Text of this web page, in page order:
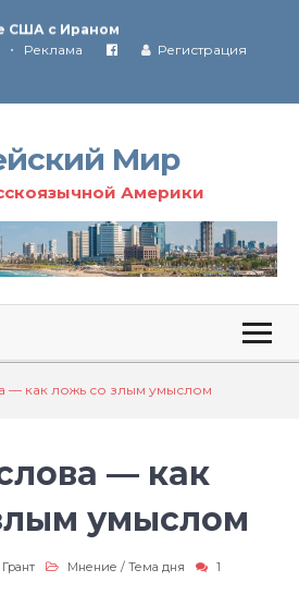
США с Ираном
в Иране
• Реклама
Регистрация
Мир
Америки
— как ложь со злым умыслом
— как
умыслом
Мнение / Тема дня
1